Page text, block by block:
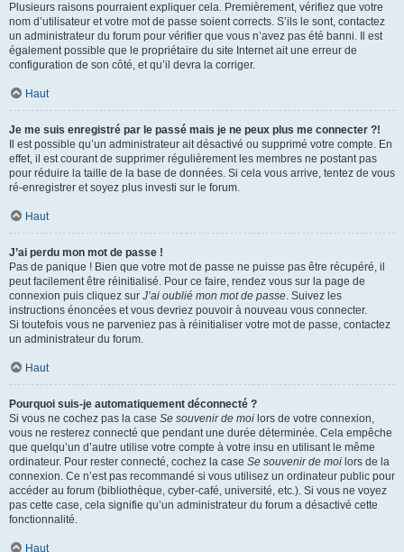
Plusieurs raisons pourraient expliquer cela. Premièrement, vérifiez que votre
nom d’utilisateur et votre mot de passe soient corrects. S’ils le sont, contactez
un administrateur du forum pour vérifier que vous n’avez pas été banni. Il est
également possible que le propriétaire du site Internet ait une erreur de
configuration de son côté, et qu’il devra la corriger.
Haut
Je me suis enregistré par le passé mais je ne peux plus me connecter ?!
Il est possible qu’un administrateur ait désactivé ou supprimé votre compte. En
effet, il est courant de supprimer régulièrement les membres ne postant pas
pour réduire la taille de la base de données. Si cela vous arrive, tentez de vous
ré-enregistrer et soyez plus investi sur le forum.
Haut
J’ai perdu mon mot de passe !
Pas de panique ! Bien que votre mot de passe ne puisse pas être récupéré, il
peut facilement être réinitialisé. Pour ce faire, rendez vous sur la page de
connexion puis cliquez sur J’ai oublié mon mot de passe. Suivez les
instructions énoncées et vous devriez pouvoir à nouveau vous connecter.
Si toutefois vous ne parveniez pas à réinitialiser votre mot de passe, contactez
un administrateur du forum.
Haut
Pourquoi suis-je automatiquement déconnecté ?
Si vous ne cochez pas la case Se souvenir de moi lors de votre connexion,
vous ne resterez connecté que pendant une durée déterminée. Cela empêche
que quelqu’un d’autre utilise votre compte à votre insu en utilisant le même
ordinateur. Pour rester connecté, cochez la case Se souvenir de moi lors de la
connexion. Ce n’est pas recommandé si vous utilisez un ordinateur public pour
accéder au forum (bibliothèque, cyber-café, université, etc.). Si vous ne voyez
pas cette case, cela signifie qu’un administrateur du forum a désactivé cette
fonctionnalité.
Haut